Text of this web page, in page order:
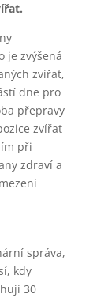
je zvýšená
zvířat,
dne pro
přepravy
zvířat
při
zdraví a
správa,
kdy
30